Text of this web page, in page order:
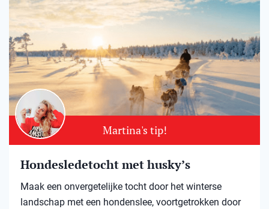
Martina's tip!
Hondesledetocht met husky’s
Maak een onvergetelijke tocht door het winterse
landschap met een hondenslee, voortgetrokken door